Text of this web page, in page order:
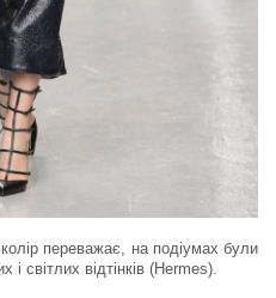
переважає, на подіумах були
і світлих відтінків (Hermes).